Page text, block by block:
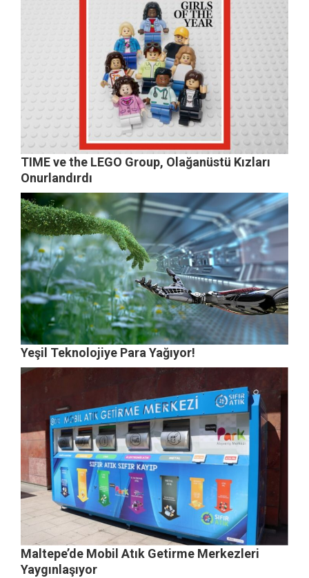
TIME ve the LEGO Group, Olağanüstü Kızları
Onurlandırdı
Yeşil Teknolojiye Para Yağıyor!
Maltepe’de Mobil Atık Getirme Merkezleri
Yaygınlaşıyor